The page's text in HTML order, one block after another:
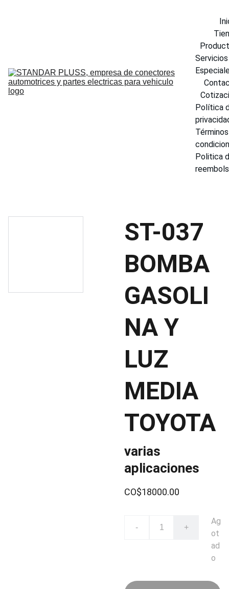
Servicios
Política
Politica
ST-037
BOMBA
GASOLI
NA Y
LUZ
MEDIA
TOYOTA
varias
aplicaciones
CO$18000.00
- +
Ag
ot
ad
o